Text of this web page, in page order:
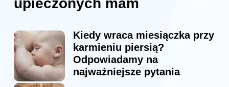
upieczonych mam
Kiedy wraca miesiączka przy
karmieniu piersią?
Odpowiadamy na
najważniejsze pytania